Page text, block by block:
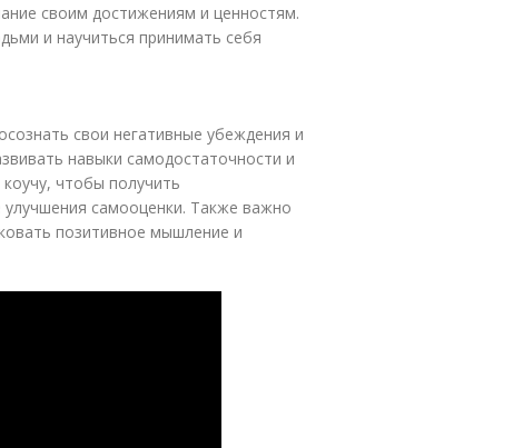
своим достижениям и ценностям.
и научиться принимать себя
свои негативные убеждения и
навыки самодостаточности и
чтобы получить
самооценки. Также важно
позитивное мышление и